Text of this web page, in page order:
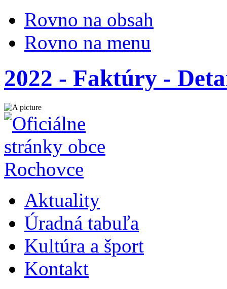
Rovno na obsah
Rovno na menu
2022 - Faktúry -
Aktuality
Úradná tabuľa
Kultúra a šport
Kontakt